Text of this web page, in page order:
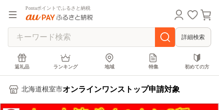
Pontaポイントでふるさと納税
詳細検索
返礼品 ランキング 地域 特集 初めての方
北海道根室市オンラインワンストップ申請対象